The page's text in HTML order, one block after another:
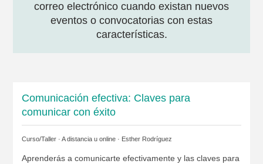
correo electrónico cuando existan nuevos
eventos o convocatorias con estas
características.
Comunicación efectiva: Claves para
comunicar con éxito
Curso/Taller · A distancia u online · Esther Rodríguez
Aprenderás a comunicarte efectivamente y las claves para